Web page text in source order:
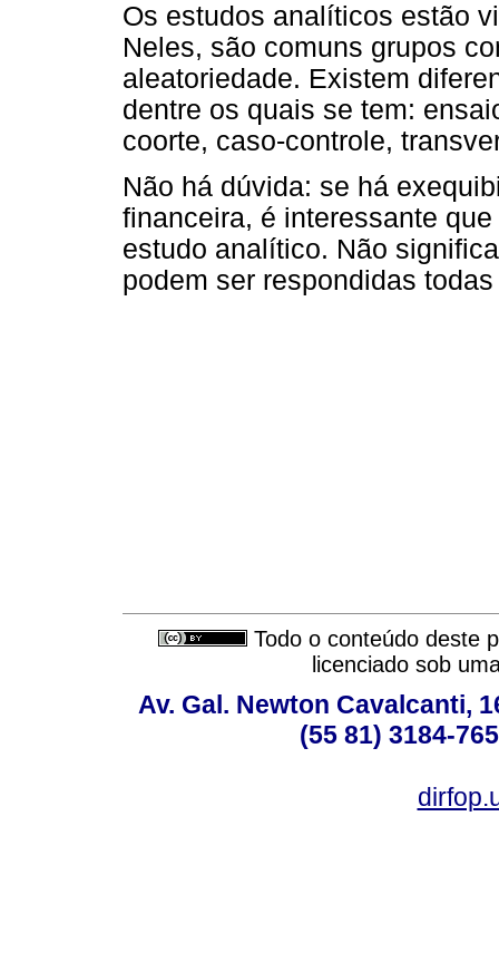
Os estudos analíticos estão
Neles, são comuns grupos
aleatoriedade. Existem
dentre os quais se tem:
coorte, caso-controle,
Não há dúvida: se há
financeira, é interessante
estudo analítico. Não
podem ser respondidas
Todo o conteúdo deste
licenciado sob
Av. Gal. Newton Cavalcanti,
(55 81) 3184-